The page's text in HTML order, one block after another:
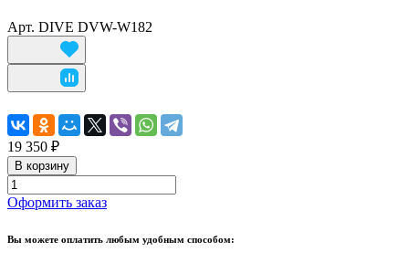
Арт. DIVE DVW-W182
19 350 ₽
В корзину
Оформить заказ
Вы можете оплатить любым удобным способом: